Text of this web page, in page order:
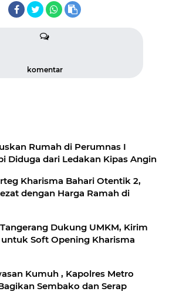
komentar
Rumah di Perumnas I
Karawaci Baru,Api Diduga dari Ledakan Kipas Angin
dengan Harga Ramah di
Dukung UMKM, Kirim
Soft Opening Kharisma
Kumuh , Kapolres Metro
Sembako dan Serap